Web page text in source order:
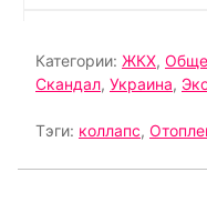
Категории: ЖКХ,
Скандал, Украина,
Тэги: коллапс,